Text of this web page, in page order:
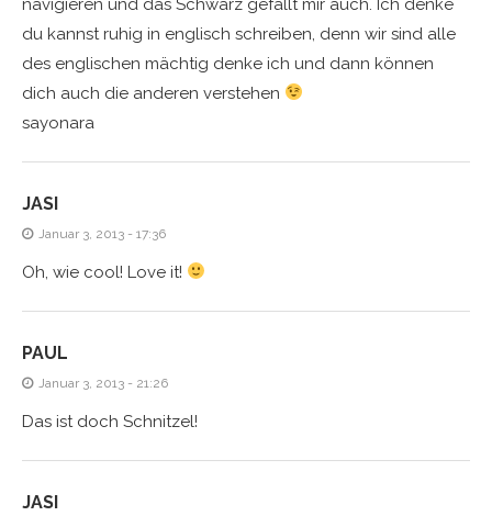
navigieren und das Schwarz gefällt mir auch. Ich denke
du kannst ruhig in englisch schreiben, denn wir sind alle
des englischen mächtig denke ich und dann können
dich auch die anderen verstehen
sayonara
JASI
Januar 3, 2013 - 17:36
Oh, wie cool! Love it!
PAUL
Januar 3, 2013 - 21:26
Das ist doch Schnitzel!
JASI